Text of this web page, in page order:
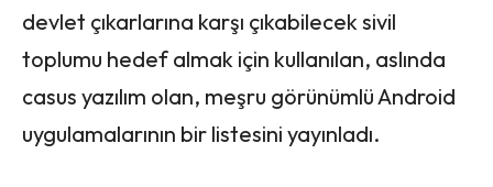
devlet çıkarlarına karşı çıkabilecek sivil
toplumu hedef almak için kullanılan, aslında
casus yazılım olan, meşru görünümlü Android
uygulamalarının bir listesini yayınladı.